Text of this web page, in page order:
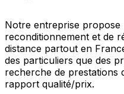
Notre entreprise propose
reconditionnement et de
distance partout en
des particuliers que des
recherche de prestations
rapport qualité/prix.